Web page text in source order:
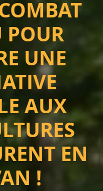
POUR
UNE
AUX
EN
!